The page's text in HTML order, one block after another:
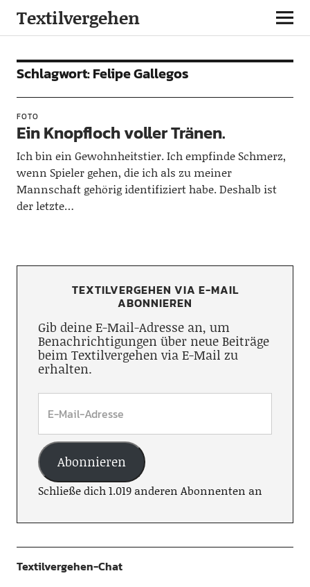
Textilvergehen
Schlagwort:Felipe Gallegos
FOTO
Ein Knopfloch voller Tränen.
Ich bin ein Gewohnheitstier. Ich empfinde Schmerz,
wenn Spieler gehen, die ich als zu meiner
Mannschaft gehörig identifiziert habe. Deshalb ist
der letzte…
TEXTILVERGEHEN VIA E-MAIL
ABONNIEREN
Gib deine E-Mail-Adresse an, um
Benachrichtigungen über neue Beiträge
beim Textilvergehen via E-Mail zu
erhalten.
Abonnieren
Schließe dich 1.019 anderen Abonnenten an
Textilvergehen-Chat